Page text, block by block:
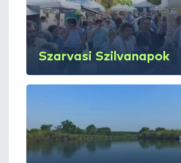
Szarvasi Szilvanapok